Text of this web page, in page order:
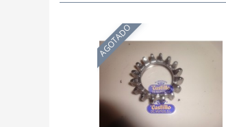
AGOTADO